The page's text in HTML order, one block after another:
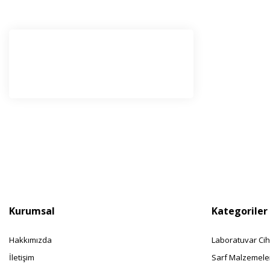
Kurumsal
Hakkımızda
İletişim
Kategoriler
Laboratuvar
Sarf